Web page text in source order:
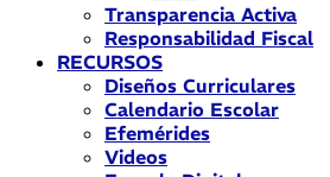
Transparencia Activa
Responsabilidad Fiscal
RECURSOS
Diseños Curriculares
Calendario Escolar
Efemérides
Videos